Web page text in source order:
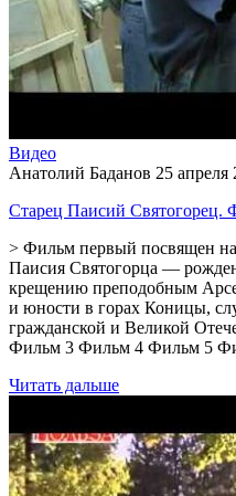
Видео
Анатолий Баданов 25 апреля
Старец Паисий Святогорец.
> Фильм первый посвящен
Паисия Святогорца —
крещению преподобным
и юности в горах Коницы,
гражданской и Великой
Фильм 3 Фильм 4 Фильм 5
Читать дальше